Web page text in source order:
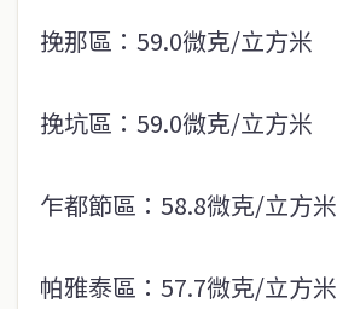
挽那區：59.0微克/立方米
挽坑區：59.0微克/立方米
乍都節區：58.8微克/立方米
帕雅泰區：57.7微克/立方米